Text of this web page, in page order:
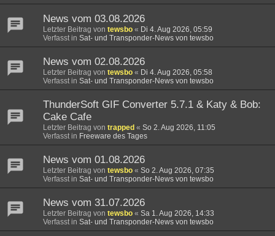
News vom 03.08.2026
Letzter Beitrag von tewsbo « Di 4. Aug 2026, 05:59
Verfasst in Sat- und Transponder-News von tewsbo
News vom 02.08.2026
Letzter Beitrag von tewsbo « Di 4. Aug 2026, 05:58
Verfasst in Sat- und Transponder-News von tewsbo
ThunderSoft GIF Converter 5.7.1 & Katy & Bob:
Cake Cafe
Letzter Beitrag von trapped « So 2. Aug 2026, 11:05
Verfasst in Freeware des Tages
News vom 01.08.2026
Letzter Beitrag von tewsbo « So 2. Aug 2026, 07:35
Verfasst in Sat- und Transponder-News von tewsbo
News vom 31.07.2026
Letzter Beitrag von tewsbo « Sa 1. Aug 2026, 14:33
Verfasst in Sat- und Transponder-News von tewsbo